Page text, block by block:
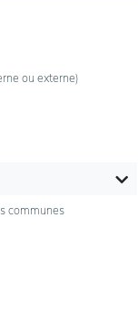
ou externe)
communes